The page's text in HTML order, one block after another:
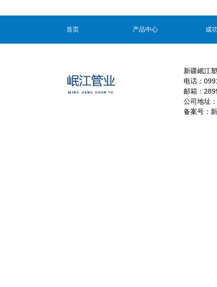
首页 产品中心 成
新疆岷江
电话：
邮箱：
公司地址
备案号：